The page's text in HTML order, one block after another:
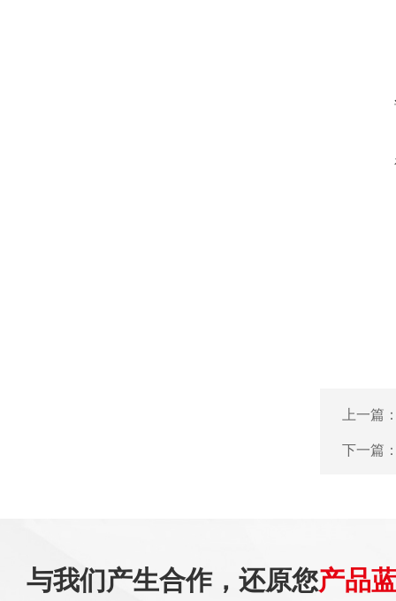
上一篇
下一篇
与我们产生合作，还原您产品